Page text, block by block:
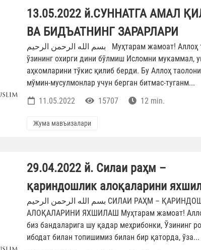
13.05.2022 й.СУННАТГА АМАЛ
ВА БИДЪАТНИНГ ЗАРАРЛАРИ
بسم الله الرحمن الرحيم Муҳтарам жамоат! Аллоҳ таоло
ўзининг охирги дини бўлмиш Исломни мукаммал,
аҳкомларини тўкис қилиб берди. Бу Аллоҳ
мўмин-мусулмонлар учун берган битмас-туганм...
11.05.2022
15707 12 min.
Жума мавъизалари
29.04.2022 й. Силаи раҳм –
қариндошлик алоқаларини
بسم الله الرحمن الرحيم СИЛАИ РАҲМ – ҚАРИНДОШЛИК
АЛОҚАЛАРИНИ ЯХШИЛАШ Муҳтарам жамоат!
биз бандаларига шу қадар меҳрибонки, Ўзининг
ибодат билан топишимиз билан бир қаторда, ўза...